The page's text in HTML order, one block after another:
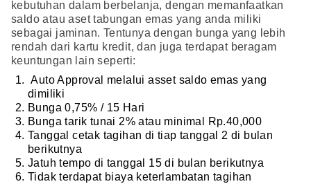
kebutuhan dalam berbelanja, dengan memanfaatkan
saldo atau aset tabungan emas yang anda miliki
sebagai jaminan. Tentunya dengan bunga yang lebih
rendah dari kartu kredit, dan juga terdapat beragam
keuntungan lain seperti:
Auto Approval melalui asset saldo emas yang
dimiliki
Bunga 0,75% / 15 Hari
Bunga tarik tunai 2% atau minimal Rp.40,000
Tanggal cetak tagihan di tiap tanggal 2 di bulan
berikutnya
Jatuh tempo di tanggal 15 di bulan berikutnya
Tidak terdapat biaya keterlambatan tagihan